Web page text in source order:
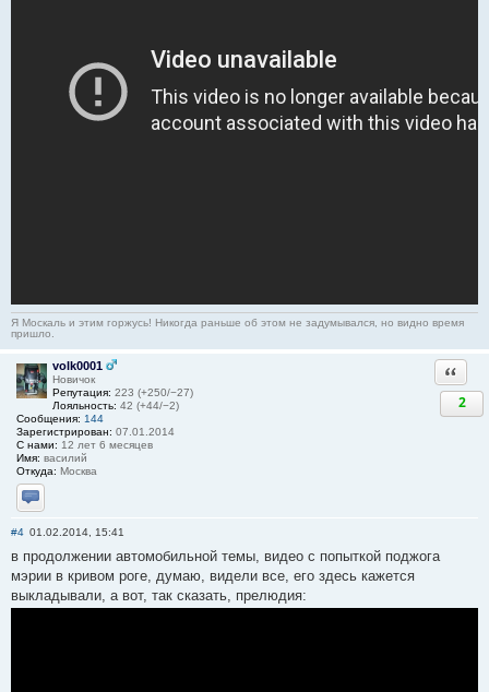
Я Москаль и этим горжусь! Никогда раньше об этом не задумывался, но видно время
пришло.
volk0001
Новичок
Репутация: 223 (+250/−27)
Лояльность: 42 (+44/−2)
Сообщения: 144
Зарегистрирован: 07.01.2014
С нами: 12 лет 6 месяцев
Имя: василий
Откуда: Москва
Отправить личное сообщение
2
#4 01.02.2014, 15:41
в продолжении автомобильной темы, видео с попыткой поджога
мэрии в кривом роге, думаю, видели все, его здесь кажется
выкладывали, а вот, так сказать, прелюдия: